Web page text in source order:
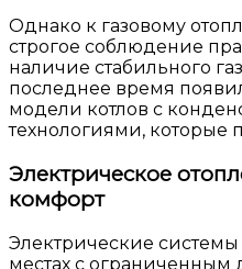
Однако к газовому
строгое соблюдение
наличие стабильного
последнее время
модели котлов с
технологиями, которые
Электрическое
комфорт
Электрические
местах с ограниченным